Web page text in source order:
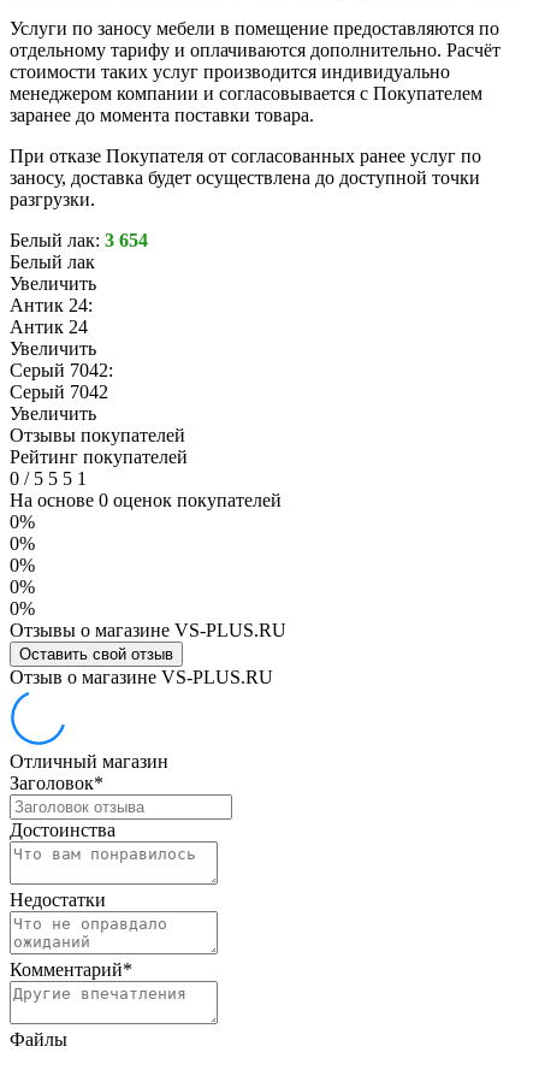
Услуги по заносу мебели в помещение предоставляются по
отдельному тарифу и оплачиваются дополнительно. Расчёт
стоимости таких услуг производится индивидуально
менеджером компании и согласовывается с Покупателем
заранее до момента поставки товара.
При отказе Покупателя от согласованных ранее услуг по
заносу, доставка будет осуществлена до доступной точки
разгрузки.
Белый лак: 3 654
Белый лак
Увеличить
Антик 24:
Антик 24
Увеличить
Серый 7042:
Серый 7042
Увеличить
Отзывы покупателей
Рейтинг покупателей
0 /5 5 5 1
На основе 0 оценок покупателей
0%
0%
0%
0%
0%
Отзывы о магазине VS-PLUS.RU
Оставить свой отзыв
Отзыв о магазине VS-PLUS.RU
Отличный магазин
Заголовок*
Достоинства
Недостатки
Комментарий*
Файлы